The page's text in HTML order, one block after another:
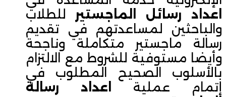
اعداد رسائل الماجستير للطلاب
والباحثين لمساعدتهم في تقديم
رسالة ماجستير متكاملة وناجحة
وأيضا مستوفية للشروط مع الالتزام
بالأسلوب الصحيح المطلوب في
إتمام عملية
اعداد رسالة